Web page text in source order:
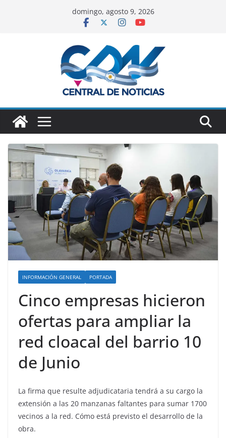
domingo, agosto 9, 2026
INFORMACIÓN GENERAL PORTADA
Cinco empresas hicieron
ofertas para ampliar la
red cloacal del barrio 10
de Junio
La firma que resulte adjudicataria tendrá a su cargo la
extensión a las 20 manzanas faltantes para sumar 1700
vecinos a la red. Cómo está previsto el desarrollo de la
obra.